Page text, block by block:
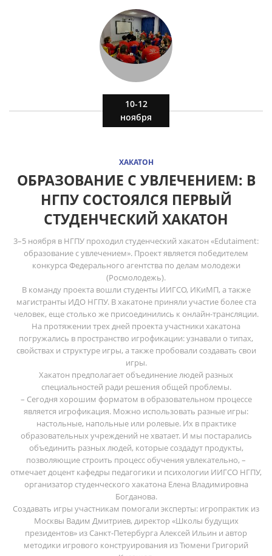
10-12
ноября
ХАКАТОН
ОБРАЗОВАНИЕ С УВЛЕЧЕНИЕМ: В
НГПУ СОСТОЯЛСЯ ПЕРВЫЙ
СТУДЕНЧЕСКИЙ ХАКАТОН
3–5 ноября в НГПУ проходил студенческий хакатон «Edutaiment:
образование с увлечением». Проект является победителем
конкурса Федерального агентства по делам молодежи
(Росмолодежь).
В команду проекта вошли студенты ИИГСО, ИКиМП, а также
магистранты ИДО НГПУ. В хакатоне приняли участие более ста
человек, еще столько же присоединились к онлайн-трансляции.
На протяжении трех дней проекта участники хакатона
погружались в пространство игрофикации: узнавали о типах,
свойствах и структуре игры, а также пробовали создавать свои
игры.
Хакатон предполагает объединение людей разных
специальностей ради решения общей проблемы.
– Сегодня хорошим форматом в образовательном процессе
является игрофикация. Можно использовать разные игры:
настольные, напольные или ролевые. Их в практике
образовательных учреждений не хватает. И мы постарались
объединить разных людей, которые создадут продукты,
позволяющие строить процесс обучения увлекательно, –
отмечает доцент кафедры педагогики и психологии ИИГСО НГПУ,
организатор студенческого хакатона Елена Владимировна
Богданова.
Создавать игры участникам помогали эксперты: игропрактик из
Москвы Вадим Дмитриев, директор «Школы будущих
президентов» из Санкт-Петербурга Алексей Ильин и автор
методики игрового конструирования из Тюмени Григорий